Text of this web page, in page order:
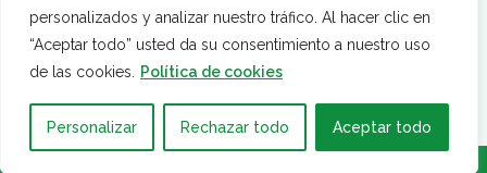
personalizados y analizar nuestro tráfico. Al hacer clic en
“Aceptar todo” usted da su consentimiento a nuestro uso
de las cookies.
Política de cookies
Personalizar Rechazar todo Aceptar todo